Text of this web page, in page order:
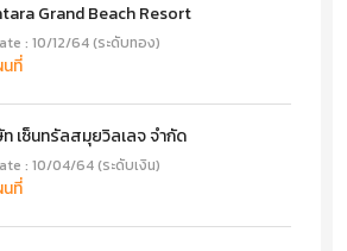
Grand Beach Resort
: 10/12/64 (ระดับทอง)
ที่
เซ็นทรัลสมุยวิลเลจ จำกัด
: 10/04/64 (ระดับเงิน)
ที่